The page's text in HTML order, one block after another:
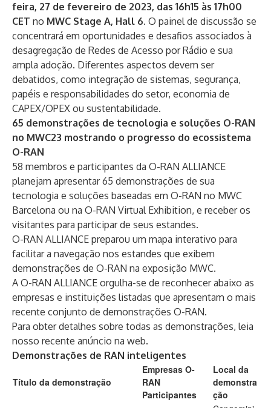
feira, 27 de fevereiro de 2023, das 16h15 às 17h00
CET no MWC Stage A, Hall 6. O painel de discussão se
concentrará em oportunidades e desafios associados à
desagregação de Redes de Acesso por Rádio e sua
ampla adoção. Diferentes aspectos devem ser
debatidos, como integração de sistemas, segurança,
papéis e responsabilidades do setor, economia de
CAPEX/OPEX ou sustentabilidade.
65 demonstrações de tecnologia e soluções O-RAN
no MWC23 mostrando o progresso do ecossistema
O-RAN
58 membros e participantes da O-RAN ALLIANCE
planejam apresentar 65 demonstrações de sua
tecnologia e soluções baseadas em O-RAN no MWC
Barcelona ou na O-RAN Virtual Exhibition, e receber os
visitantes para participar de seus estandes.
O-RAN ALLIANCE preparou um mapa interativo para
facilitar a navegação nos estandes que exibem
demonstrações de O-RAN na exposição MWC.
A O-RAN ALLIANCE orgulha-se de reconhecer abaixo as
empresas e instituições listadas que apresentam o mais
recente conjunto de demonstrações O-RAN.
Para obter detalhes sobre todas as demonstrações, leia
nosso recente anúncio na web.
Demonstrações de RAN inteligentes
Título da demonstração
Empresas O-
RAN
Participantes
Local da
demonstra
ção